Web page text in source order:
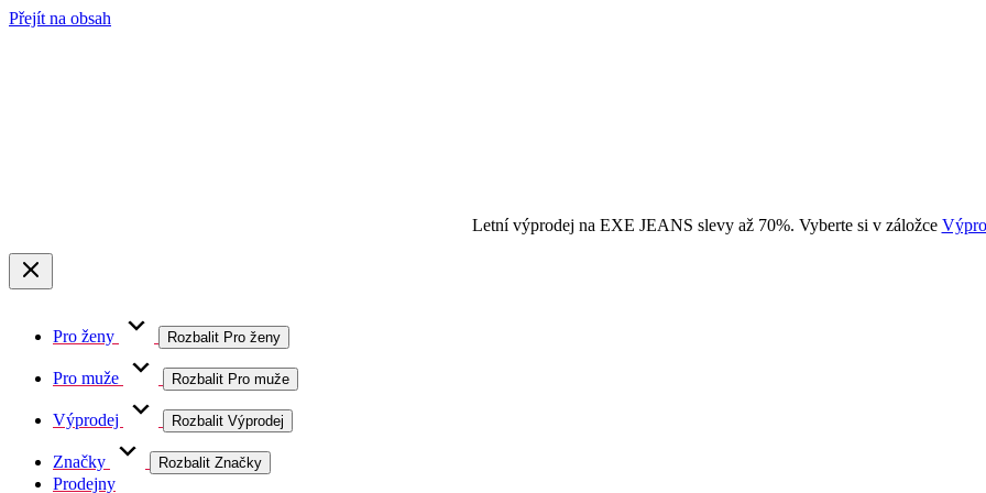
Přejít na obsah
Letní výprodej na EXE JEANS slevy až 70%. Vyberte si v záložce
Pro ženy Rozbalit Pro ženy
Pro muže Rozbalit Pro muže
Výprodej Rozbalit Výprodej
Značky Rozbalit Značky
Prodejny